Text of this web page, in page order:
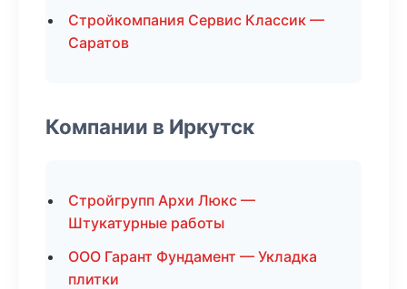
Стройкомпания Сервис Классик —
Саратов
Компании в Иркутск
Стройгрупп Архи Люкс —
Штукатурные работы
ООО Гарант Фундамент — Укладка
плитки